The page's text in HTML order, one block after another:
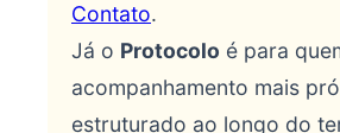
Contato.
Já o Protocolo é para
acompanhamento mais
estruturado ao longo do